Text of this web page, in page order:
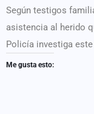
Según testigos
asistencia al herido
Policía investiga
Me gusta esto: